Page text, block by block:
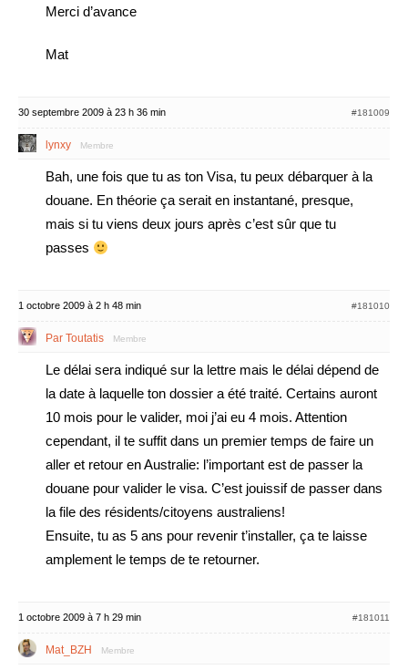
Merci d’avance
Mat
30 septembre 2009 à 23 h 36 min #181009
lynxy Membre
Bah, une fois que tu as ton Visa, tu peux débarquer à la
douane. En théorie ça serait en instantané, presque,
mais si tu viens deux jours après c’est sûr que tu
passes
1 octobre 2009 à 2 h 48 min #181010
Par Toutatis Membre
Le délai sera indiqué sur la lettre mais le délai dépend de
la date à laquelle ton dossier a été traité. Certains auront
10 mois pour le valider, moi j’ai eu 4 mois. Attention
cependant, il te suffit dans un premier temps de faire un
aller et retour en Australie: l’important est de passer la
douane pour valider le visa. C’est jouissif de passer dans
la file des résidents/citoyens australiens!
Ensuite, tu as 5 ans pour revenir t’installer, ça te laisse
amplement le temps de te retourner.
1 octobre 2009 à 7 h 29 min #181011
Mat_BZH Membre